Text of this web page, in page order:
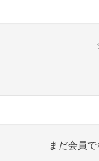
まだ会員